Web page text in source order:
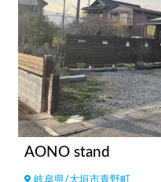
AONO stand
岐阜県/大垣市青野町